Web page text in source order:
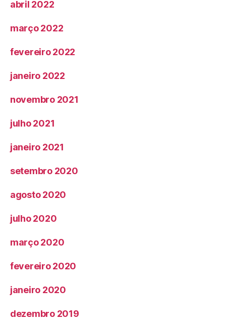
abril 2022
março 2022
fevereiro 2022
janeiro 2022
novembro 2021
julho 2021
janeiro 2021
setembro 2020
agosto 2020
julho 2020
março 2020
fevereiro 2020
janeiro 2020
dezembro 2019